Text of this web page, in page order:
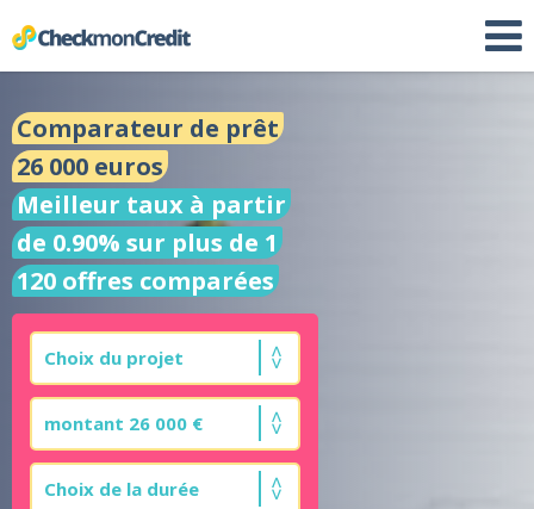
Comparateur de prêt
26 000 euros
Meilleur taux à partir
de 0.90% sur plus de 1
120 offres comparées